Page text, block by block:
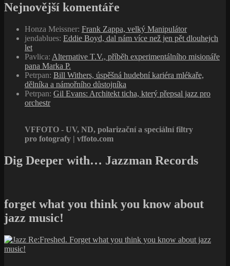
Nejnovější komentáře
Honza Meissner: Frank Zappa, velký Manipulátor
jendablues: Eddie Boyd, dal nám více než jen pět dlouhejch
let
Pavlica: Alternative T.V., příběh experimentálního misionáře
pana Marka P.
Petrpan: Bill Withers, úspěšná hudební kariéra mlékaře,
dělníka a námořního důstojníka
Petrpan: Gil Evans: Architekt ticha, který přepsal jazz pro
orchestr
VFFOTO - UV, ND, polarizační a speciální filtry
pro fotografy | vffoto.com
Dig Deeper with… Jazzman Records
forget what you think you know about
jazz music!